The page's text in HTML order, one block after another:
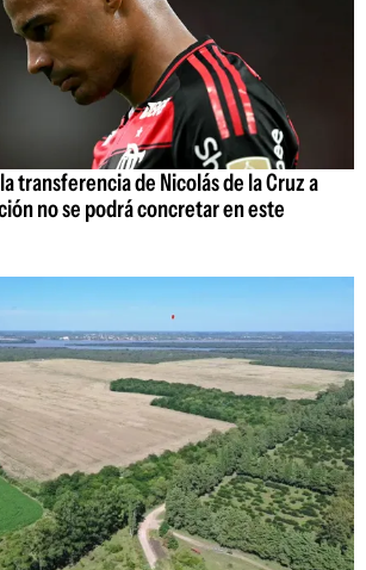
transferencia de Nicolás de la Cruz a
no se podrá concretar en este